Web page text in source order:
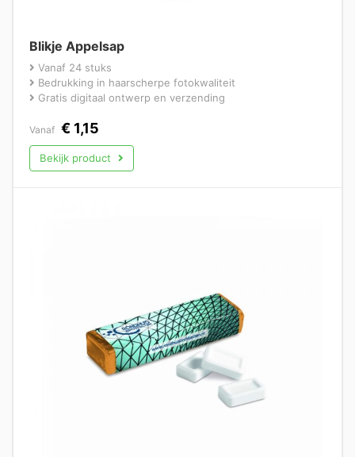
Blikje Appelsap
Vanaf 24 stuks
Bedrukking in haarscherpe fotokwaliteit
Gratis digitaal ontwerp en verzending
Vanaf € 1,15
Bekijk product